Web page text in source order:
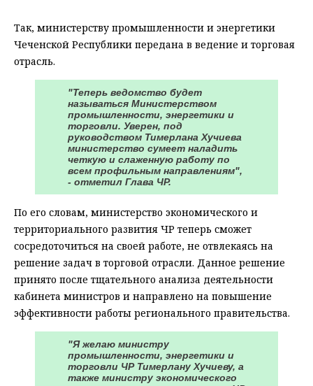
Так, министерству промышленности и энергетики
Чеченской Республики передана в ведение и торговая
отрасль.
"Теперь ведомство будет
называться Министерством
промышленности, энергетики и
торговли. Уверен, под
руководством Тимерлана Хучиева
министерство сумеет наладить
четкую и слаженную работу по
всем профильным направлениям",
- отметил Глава ЧР.
По его словам, министерство экономического и
территориального развития ЧР теперь сможет
сосредоточиться на своей работе, не отвлекаясь на
решение задач в торговой отрасли. Данное решение
принято после тщательного анализа деятельности
кабинета министров и направлено на повышение
эффективности работы регионального правительства.
"Я желаю министру
промышленности, энергетики и
торговли ЧР Тимерлану Хучиеву, а
также министру экономического